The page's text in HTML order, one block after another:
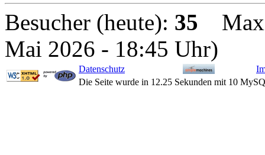
Besucher (heute): 35
Mai 2026 - 18:45 Uhr)
Datenschutz
Die Seite wurde in 12.25 Sekunden mit 10